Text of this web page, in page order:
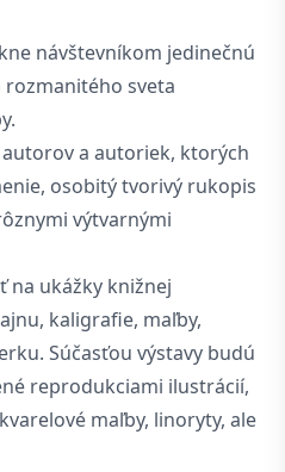
návštevníkom jedinečnú
sveta
a autoriek, ktorých
osobitý tvorivý rukopis
výtvarnými
na ukážky knižnej
kaligrafie, maľby,
Súčasťou výstavy budú
reprodukciami ilustrácií,
maľby, linoryty, ale